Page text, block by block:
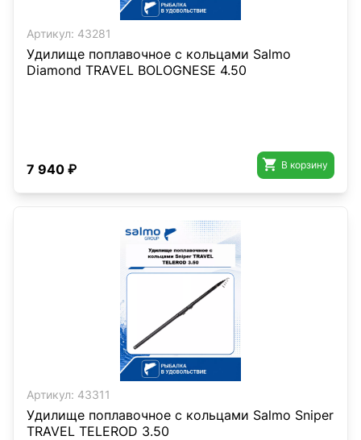
Артикул: 43281
Удилище поплавочное с кольцами Salmo
Diamond TRAVEL BOLOGNESE 4.50
7 940 ₽  В корзину
Артикул: 43311
Удилище поплавочное с кольцами Salmo Sniper
TRAVEL TELEROD 3.50